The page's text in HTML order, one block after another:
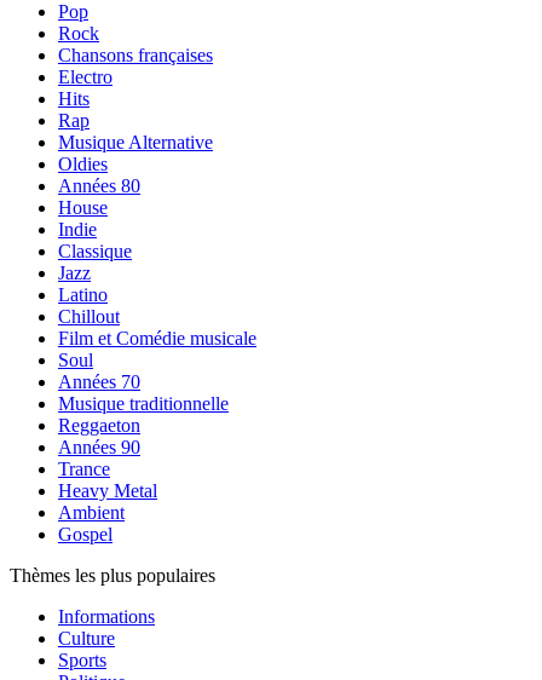
Pop
Rock
Chansons françaises
Electro
Hits
Rap
Musique Alternative
Oldies
Années 80
House
Indie
Classique
Jazz
Latino
Chillout
Film et Comédie musicale
Soul
Années 70
Musique traditionnelle
Reggaeton
Années 90
Trance
Heavy Metal
Ambient
Gospel
Thèmes les plus populaires
Informations
Culture
Sports